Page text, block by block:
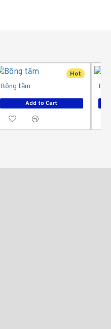
Hot
Bông tăm
Add to Cart